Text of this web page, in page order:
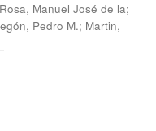
Rosa, Manuel José de la;
Pedro M.; Martin,